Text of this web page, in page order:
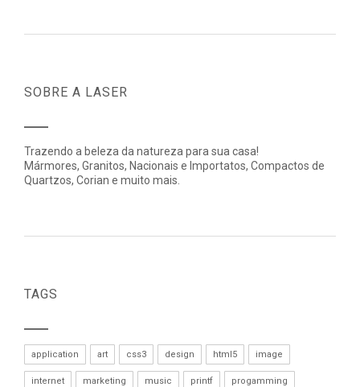
SOBRE A LASER
Trazendo a beleza da natureza para sua casa!
Mármores, Granitos, Nacionais e Importatos, Compactos de
Quartzos, Corian e muito mais.
TAGS
application art css3 design html5 image
internet marketing music printf progamming